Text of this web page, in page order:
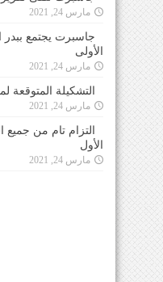
مارس 24, 2021
جاسبرت يجتمع ببدر
الأولى
مارس 24, 2021
التشكيلة المتوقعة
مارس 24, 2021
التزام تام من
الأول
مارس 24, 2021